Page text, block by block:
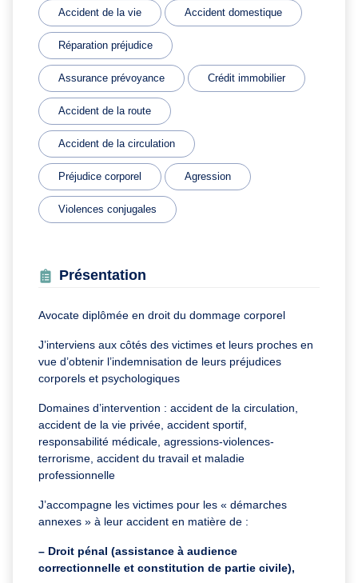
Accident de la vie Accident domestique
Réparation préjudice
Assurance prévoyance Crédit immobilier
Accident de la route
Accident de la circulation
Préjudice corporel Agression
Violences conjugales
Présentation
Avocate diplômée en droit du dommage corporel
J’interviens aux côtés des victimes et leurs proches en
vue d’obtenir l’indemnisation de leurs préjudices
corporels et psychologiques
Domaines d’intervention : accident de la circulation,
accident de la vie privée, accident sportif,
responsabilité médicale, agressions-violences-
terrorisme, accident du travail et maladie
professionnelle
J’accompagne les victimes pour les « démarches
annexes » à leur accident en matière de :
– Droit pénal (assistance à audience
correctionnelle et constitution de partie civile),